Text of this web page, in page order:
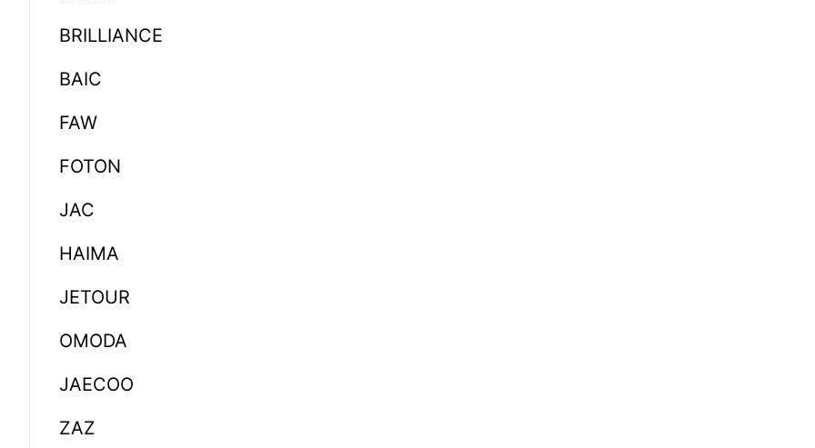
BRILLIANCE
BAIC
FAW
FOTON
JAC
HAIMA
JETOUR
OMODA
JAECOO
ZAZ